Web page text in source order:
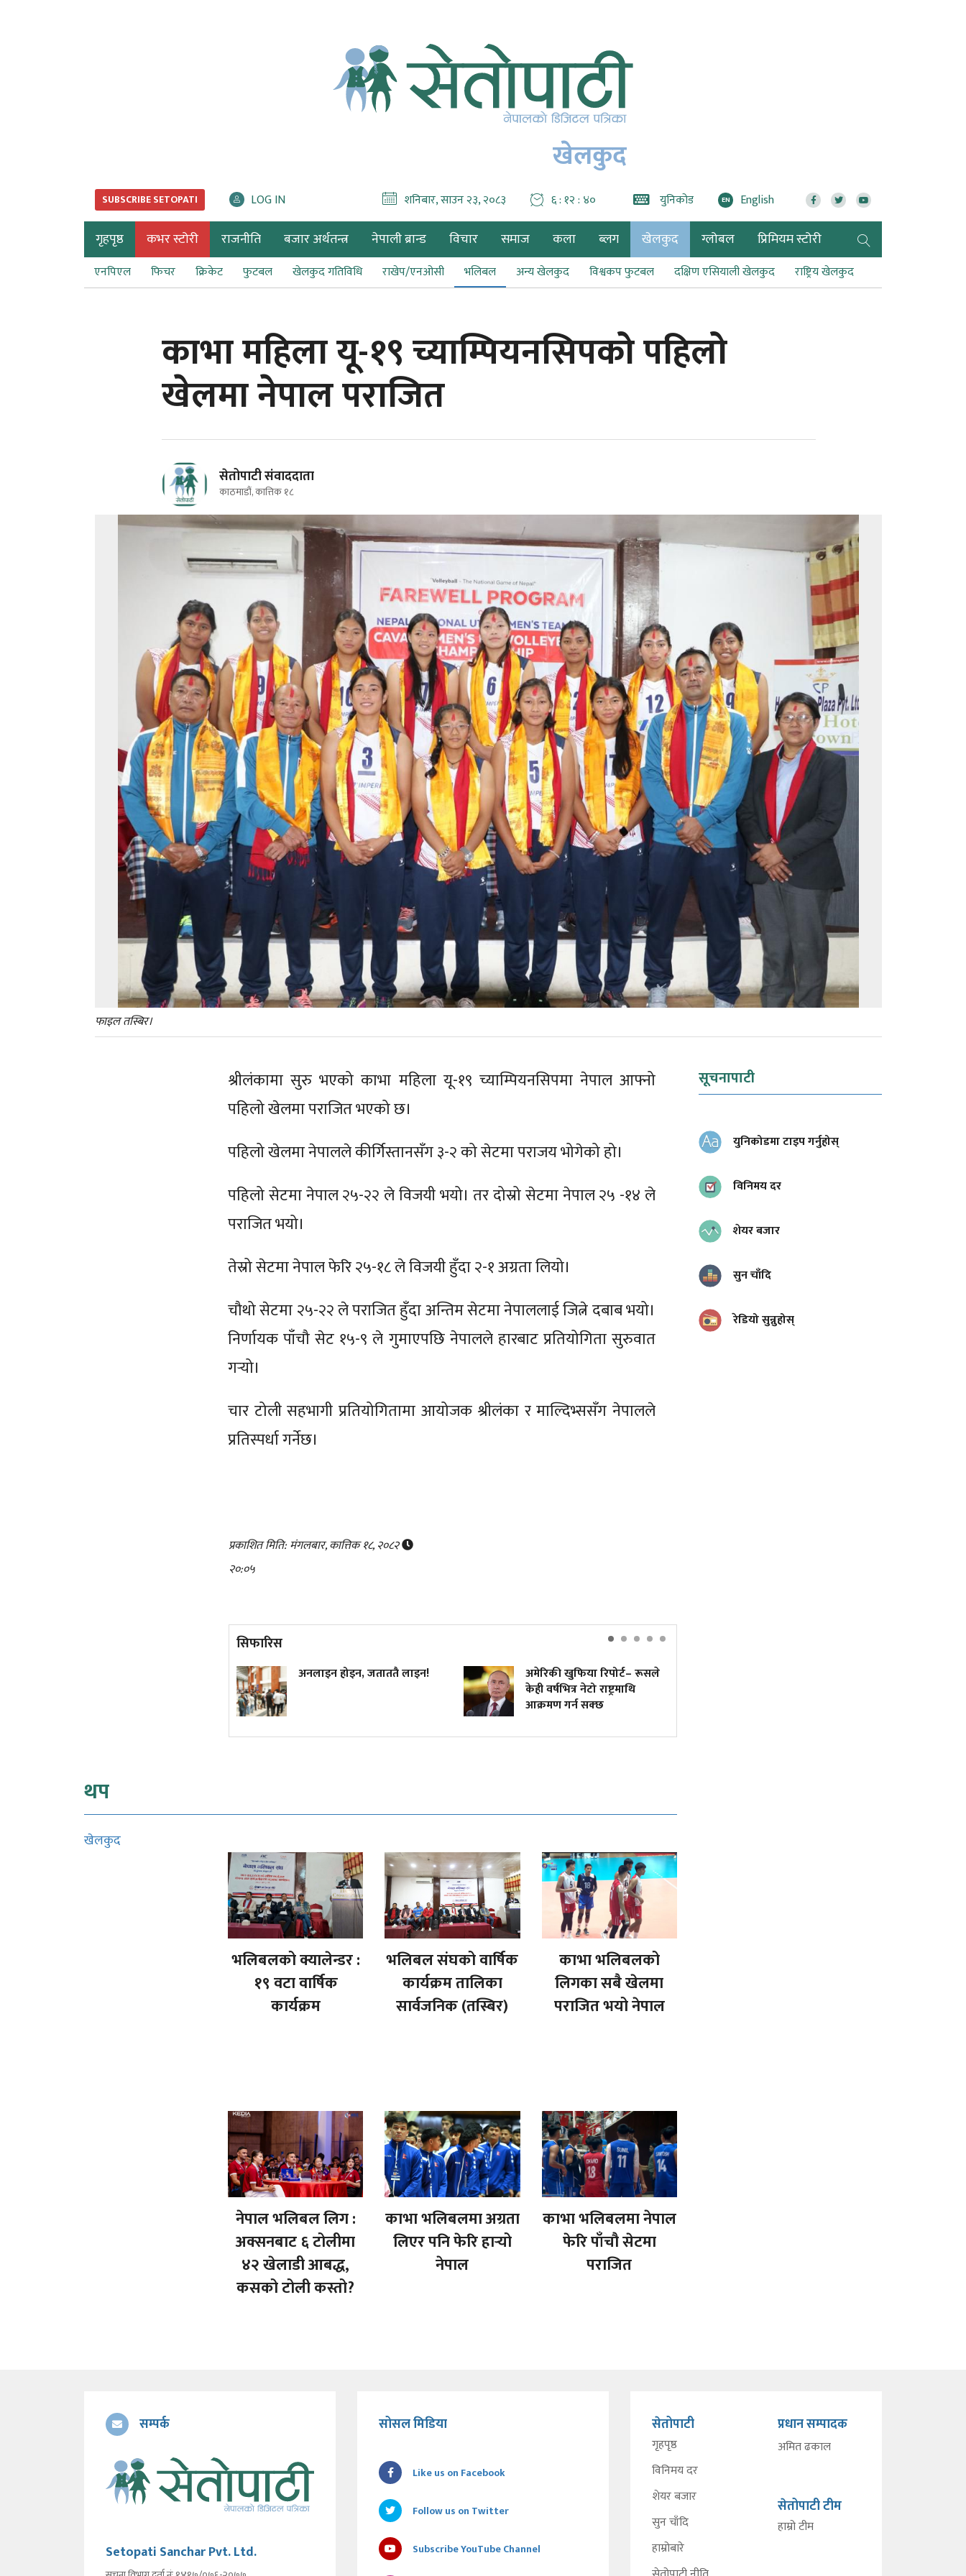
खेलकुद
SUBSCRIBE SETOPATI LOG IN शनिबार, साउन २३, २०८३ ६ : १२ : ४१ युनिकोड EN English
गृहपृष्ठ कभर स्टोरी राजनीति बजार अर्थतन्त्र नेपाली ब्रान्ड विचार समाज कला ब्लग खेलकुद ग्लोबल प्रिमियम स्टोरी
एनपिएल फिचर क्रिकेट फुटबल खेलकुद गतिविधि राखेप/एनओसी भलिबल अन्य खेलकुद विश्वकप फुटबल दक्षिण एसियाली खेलकुद राष्ट्रिय खेलकुद
काभा महिला यू-१९ च्याम्पियनसिपको पहिलो
खेलमा नेपाल पराजित
सेतोपाटी संवाददाता
काठमाडौं, कात्तिक १८
फाइल तस्बिर।
श्रीलंकामा सुरु भएको काभा महिला यू-१९ च्याम्पियनसिपमा नेपाल आफ्नो
पहिलो खेलमा पराजित भएको छ।
पहिलो खेलमा नेपालले कीर्गिस्तानसँग ३-२ को सेटमा पराजय भोगेको हो।
पहिलो सेटमा नेपाल २५-२२ ले विजयी भयो। तर दोस्रो सेटमा नेपाल २५ -१४ ले
पराजित भयो।
तेस्रो सेटमा नेपाल फेरि २५-१८ ले विजयी हुँदा २-१ अग्रता लियो।
चौथो सेटमा २५-२२ ले पराजित हुँदा अन्तिम सेटमा नेपाललाई जित्ने दबाब भयो।
निर्णायक पाँचौ सेट १५-९ ले गुमाएपछि नेपालले हारबाट प्रतियोगिता सुरुवात
गर्‍यो।
चार टोली सहभागी प्रतियोगितामा आयोजक श्रीलंका र माल्दिभ्ससँग नेपालले
प्रतिस्पर्धा गर्नेछ।
प्रकाशित मिति: मंगलबार, कात्तिक १८, २०८२
२०:०५
सिफारिस
अनलाइन होइन, जताततै लाइन!
अमेरिकी खुफिया रिपोर्ट– रूसले
केही वर्षभित्र नेटो राष्ट्रमाथि
आक्रमण गर्न सक्छ
थप
खेलकुद
भलिबलको क्यालेन्डर :
१९ वटा वार्षिक
कार्यक्रम
भलिबल संघको वार्षिक
कार्यक्रम तालिका
सार्वजनिक (तस्बिर)
काभा भलिबलको
लिगका सबै खेलमा
पराजित भयो नेपाल
नेपाल भलिबल लिग :
अक्सनबाट ६ टोलीमा
४२ खेलाडी आबद्ध,
कसको टोली कस्तो?
काभा भलिबलमा अग्रता
लिएर पनि फेरि हार्‍यो
नेपाल
काभा भलिबलमा नेपाल
फेरि पाँचौ सेटमा
पराजित
सूचनापाटी
युनिकोडमा टाइप गर्नुहोस्
विनिमय दर
शेयर बजार
सुन चाँदि
रेडियो सुन्नुहोस्
सम्पर्क
Setopati Sanchar Pvt. Ltd.
सोसल मिडिया
Like us on Facebook
Follow us on Twitter
Subscribe YouTube Channel
सेतोपाटी
गृहपृष्ठ
विनिमय दर
शेयर बजार
सुन चाँदि
हाम्रोबारे
प्रधान सम्पादक
अमित ढकाल
सेतोपाटी टीम
हाम्रो टीम